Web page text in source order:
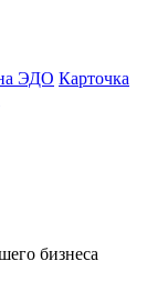
ЭДО Карточка
бизнеса